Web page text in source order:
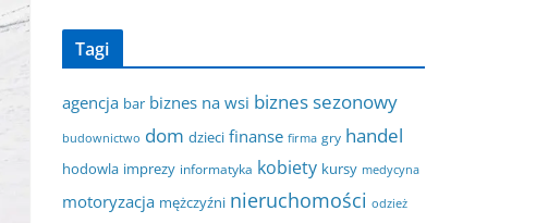
Tagi
agencja bar biznes na wsi biznes sezonowy
budownictwo dom dzieci finanse firma gry handel
hodowla imprezy informatyka kobiety kursy medycyna
motoryzacja mężczyźni nieruchomości odzież